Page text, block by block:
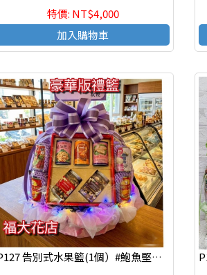
特價: NT$4,000
加入購物車
P127 ​告別式水果籃(1個）#鮑魚堅果食品禮籃 #台北市懷愛館水果籃